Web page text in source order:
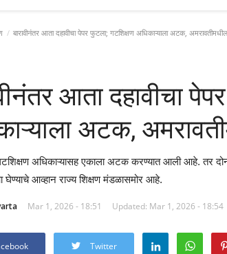
बारावीनंतर आता दहावीचा पेपर फुटला; गटशिक्षण अधिकाऱ्याला अटक,
आता दहावीचा
अटक,
अधिकाऱ्यासह एकाला अटक करण्यात आली आहे. तर दोन
घेण्याचे आव्हान राज्य शिक्षण मंडळासमोर आहे.
Mar 1, 2026 - 18:51 Updated: Mar 1, 2026 - 18:54
Twitter